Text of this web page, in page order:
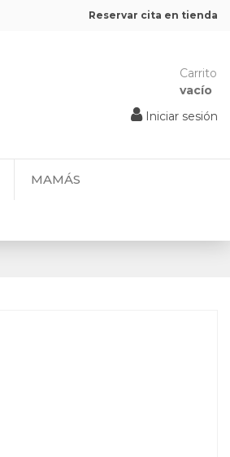
Reservar cita en tienda
Carrito
vacío
Iniciar sesión
MAMÁS